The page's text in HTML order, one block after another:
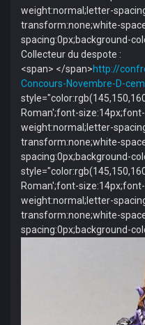
weight:normal;letter-
transform:none;white-
spacing:0px;background-
Collecteur du despote :
<span> </span>http://
Concours-Novembre-D-
Roman';font-
weight:normal;letter-
transform:none;white-
spacing:0px;background-
Roman';font-
weight:normal;letter-
transform:none;white-
spacing:0px;background-